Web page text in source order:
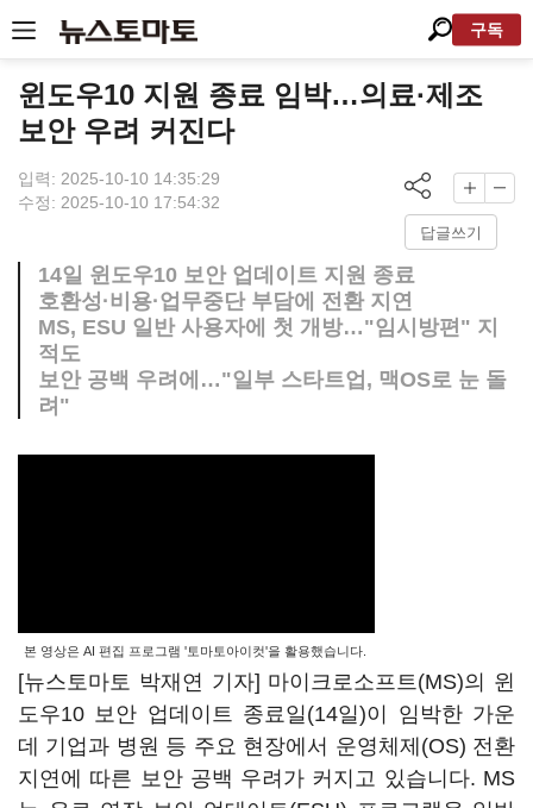
구독
윈도우10 지원 종료 임박…의료·제조
보안 우려 커진다
입력: 2025-10-10 14:35:29
수정: 2025-10-10 17:54:32
답글쓰기
14일 윈도우10 보안 업데이트 지원 종료
호환성·비용·업무중단 부담에 전환 지연
MS, ESU 일반 사용자에 첫 개방…"임시방편" 지
적도
보안 공백 우려에…"일부 스타트업, 맥OS로 눈 돌
려"
본 영상은 AI 편집 프로그램 '토마토아이컷'을 활용했습니다.
[뉴스토마토 박재연 기자] 마이크로소프트(MS)의 윈
도우10 보안 업데이트 종료일(14일)이 임박한 가운
데 기업과 병원 등 주요 현장에서 운영체제(OS) 전환
지연에 따른 보안 공백 우려가 커지고 있습니다. MS